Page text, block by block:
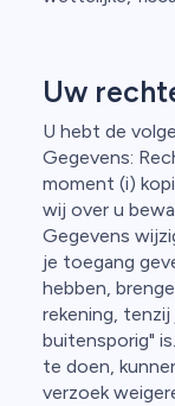
Uw
U hebt de
Gegevens:
moment (i)
wij over u
Gegevens
je toegang
hebben,
rekening,
buitensporig"
te doen,
verzoek